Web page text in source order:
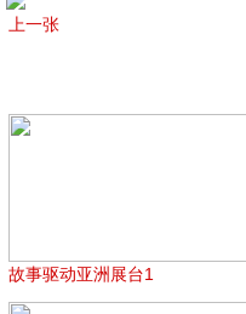
上一张
故事驱动亚洲展台1